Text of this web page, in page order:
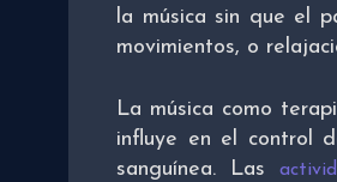
la música sin que el
movimientos, o
La música como
influye en el control
sanguínea. Las